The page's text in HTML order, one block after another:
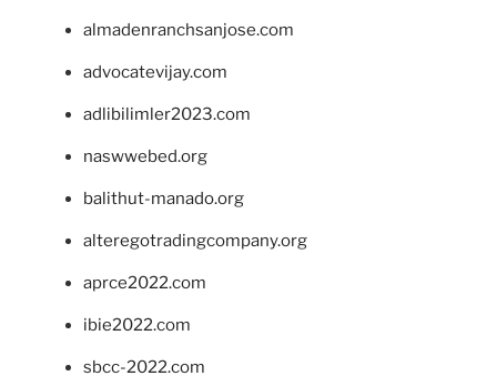
almadenranchsanjose.com
advocatevijay.com
adlibilimler2023.com
naswwebed.org
balithut-manado.org
alteregotradingcompany.org
aprce2022.com
ibie2022.com
sbcc-2022.com